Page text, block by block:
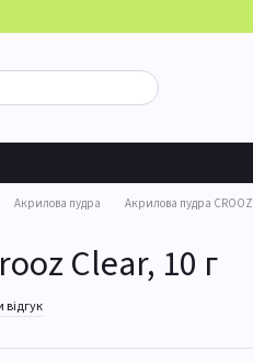
Акрилова пудра
Акрилова пудра CROOZ
Clear, 10 г